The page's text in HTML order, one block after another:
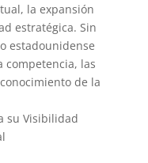
la expansión
estratégica. Sin
estadounidense
competencia, las
de la
su Visibilidad